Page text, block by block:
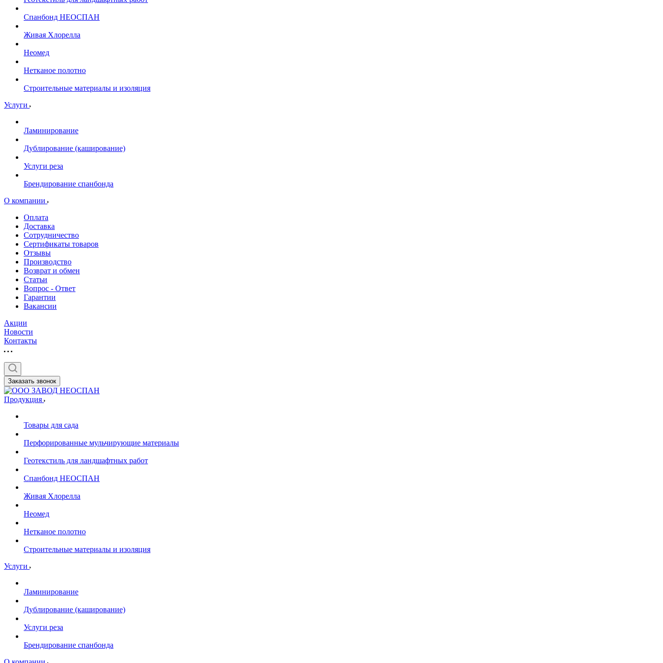
Спанбонд НЕОСПАН
Живая Хлорелла
Нeомед
Нетканое полотно
Строительные материалы и изоляция
Услуги
Ламинирование
Дублирование (каширование)
Услуги реза
Брендирование спанбонда
О компании
Оплата
Доставка
Сотрудничество
Сертификаты товаров
Отзывы
Производство
Возврат и обмен
Статьи
Вопрос - Ответ
Гарантии
Вакансии
Акции
Новости
Контакты
Заказать звонок
Продукция
Товары для сада
Перфорированные мульчирующие материалы
Геотекстиль для ландшафтных работ
Спанбонд НЕОСПАН
Живая Хлорелла
Нeомед
Нетканое полотно
Строительные материалы и изоляция
Услуги
Ламинирование
Дублирование (каширование)
Услуги реза
Брендирование спанбонда